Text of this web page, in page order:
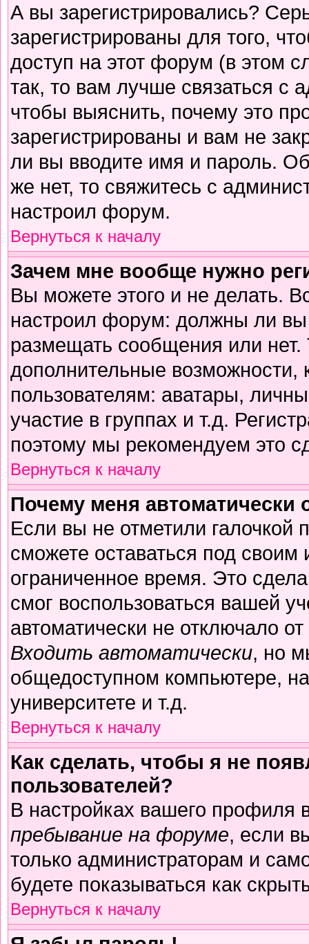
А вы зарегистрировались?
зарегистрированы для того,
доступ на этот форум (в этом
так, то вам лучше связаться с
чтобы выяснить, почему это
зарегистрированы и вам не
ли вы вводите имя и пароль.
же нет, то свяжитесь с
настроил форум.
Вернуться к началу
Зачем мне вообще нужно
Вы можете этого и не делать.
настроил форум: должны ли вы
размещать сообщения или
дополнительные
пользователям: аватары,
участие в группах и т.д.
поэтому мы рекомендуем это
Вернуться к началу
Почему меня автоматически
Если вы не отметили галочкой
сможете оставаться под
ограниченное время. Это
смог воспользоваться вашей
автоматически не отключало
Входить автоматически, но
общедоступном компьютере,
университете и т.д.
Вернуться к началу
Как сделать, чтобы я не
пользователей?
В настройках вашего
пребывание на форуме, если
только администраторам и
будете показываться как
Вернуться к началу